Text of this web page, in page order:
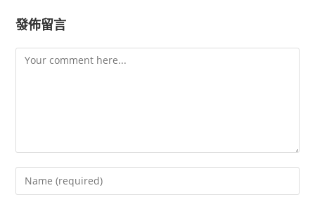
發佈留言
Comment
Enter
your